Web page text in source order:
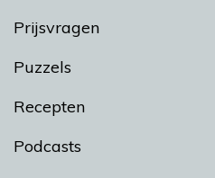
Prijsvragen
Puzzels
Recepten
Podcasts